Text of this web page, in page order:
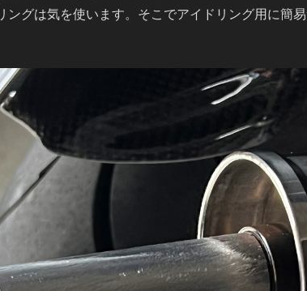
ングは気を使います。そこでアイドリング用に簡